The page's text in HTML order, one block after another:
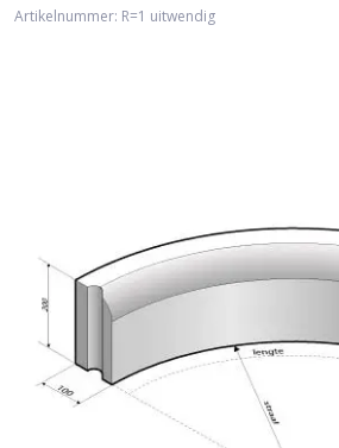
Artikelnummer: R=1 uitwendig